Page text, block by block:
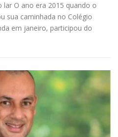
O ano era 2015 quando o
sua caminhada no Colégio
em janeiro, participou do